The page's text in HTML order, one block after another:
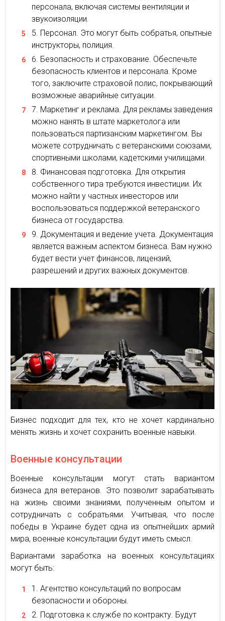
персонала, включая системы вентиляции и
звукоизоляции.
Персонал. Это могут быть собратья, опытные
инструкторы, полиция.
Безопасность и страхование. Обеспечьте
безопасность клиентов и персонала. Кроме
того, заключите страховой полис, покрывающий
возможные аварийные ситуации.
Маркетинг и реклама. Для рекламы заведения
можно нанять в штате маркетолога или
пользоваться партизанским маркетингом. Вы
можете сотрудничать с ветеранскими союзами,
спортивными школами, кадетскими училищами.
Финансовая подготовка. Для открытия
собственного тира требуются инвестиции. Их
можно найти у частных инвесторов или
воспользоваться поддержкой ветеранского
бизнеса от государства.
Документация и ведение учета. Документация
является важным аспектом бизнеса. Вам нужно
будет вести учет финансов, лицензий,
разрешений и других важных документов.
Бизнес подходит для тех, кто не хочет кардинально
менять жизнь и хочет сохранить военные навыки.
Военные консультации
Военные консультации могут стать вариантом
бизнеса для ветеранов. Это позволит зарабатывать
на жизнь своими знаниями, полученным опытом и
сотрудничать с собратьями. Учитывая, что после
победы в Украине будет одна из опытнейших армий
мира, военные консультации будут иметь смысл.
Вариантами заработка на военных консультациях
могут быть:
Агентство консультаций по вопросам
безопасности и обороны.
Подготовка к службе по контракту. Будут